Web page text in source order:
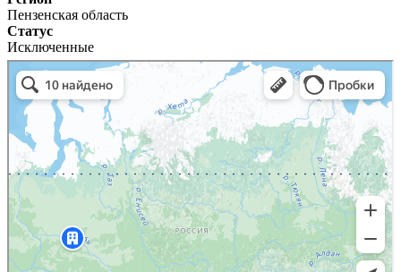
Пензенская область
Статус
Исключенные